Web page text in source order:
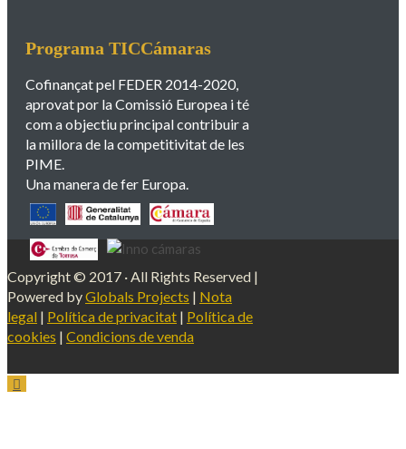
Programa TICCámaras
Cofinançat pel FEDER 2014-2020,
aprovat por la Comissió Europea i té
com a objectiu principal contribuir a
la millora de la competitivitat de les
PIME.
Una manera de fer Europa.
Copyright © 2017 · All Rights Reserved |
Powered byGlobals Projects | Nota
legal | Política de privacitat | Política de
cookies | Condicions de venda